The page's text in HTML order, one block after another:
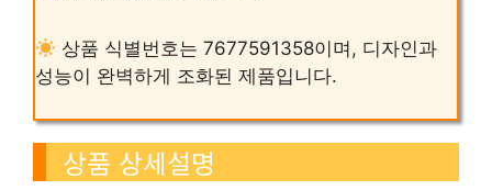
상품 식별번호는 7677591358이며, 디자인과
성능이 완벽하게 조화된 제품입니다.
상품 상세설명